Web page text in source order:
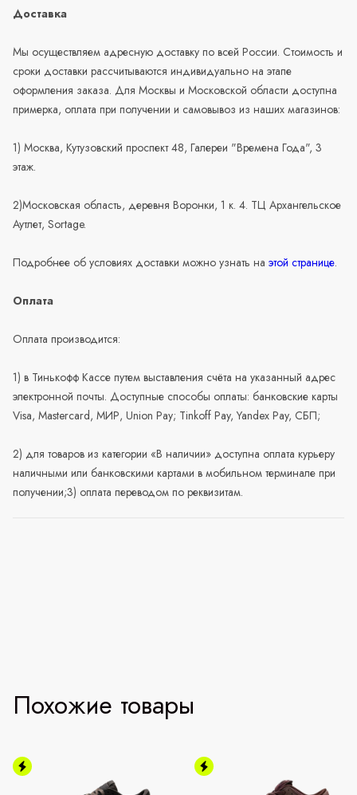
Доставка
Мы осуществляем адресную доставку по всей России. Стоимость и
сроки доставки рассчитываются индивидуально на этапе
оформления заказа. Для Москвы и Московской области доступна
примерка, оплата при получении и самовывоз из наших магазинов:
1) Москва, Кутузовский проспект 48, Галереи "Времена Года", 3
этаж.
2)Московская область, деревня Воронки, 1 к. 4. ТЦ Архангельское
Аутлет, Sortage.
Подробнее об условиях доставки можно узнать на этой странице.
Оплата
Оплата производится:
1) в Тинькофф Кассе путем выставления счёта на указанный адрес
электронной почты. Доступные способы оплаты: банковские карты
Visa, Mastercard, МИР, Union Pay; Tinkoff Pay, Yandex Pay, СБП;
2) для товаров из категории «В наличии» доступна оплата курьеру
наличными или банковскими картами в мобильном терминале при
получении;3) оплата переводом по реквизитам.
Похожие товары